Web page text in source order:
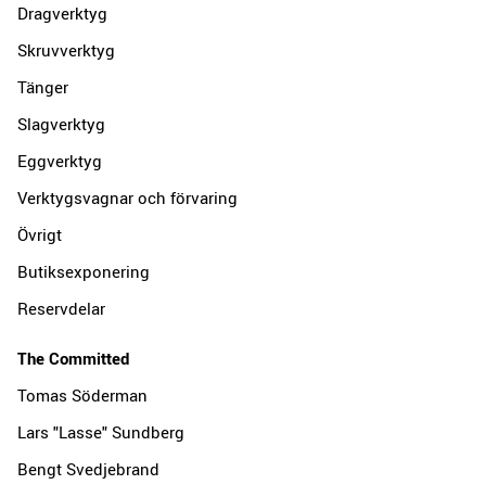
Dragverktyg
Skruvverktyg
Tänger
Slagverktyg
Eggverktyg
Verktygsvagnar och förvaring
Övrigt
Butiksexponering
Reservdelar
The Committed
Tomas Söderman
Lars "Lasse" Sundberg
Bengt Svedjebrand